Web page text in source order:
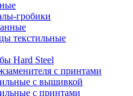
гробики
текстильные
Hard Steel
с принтами
с вышивкой
с принтами